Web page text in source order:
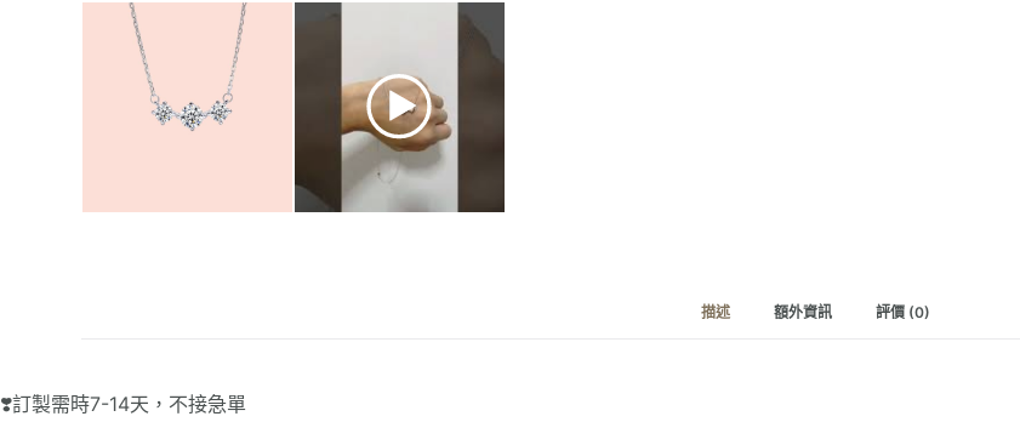
描述 額外資訊 評價 (0)
❣️訂製需時7-14天，不接急單